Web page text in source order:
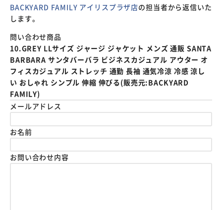
BACKYARD FAMILY アイリスプラザ店の担当者から返信いた
します。
問い合わせ商品
10.GREY LLサイズ ジャージ ジャケット メンズ 通販 SANTA
BARBARA サンタバーバラ ビジネスカジュアル アウター オ
フィスカジュアル ストレッチ 通勤 長袖 通気冷涼 冷感 涼し
い おしゃれ シンプル 伸縮 伸びる(販売元:BACKYARD
FAMILY)
メールアドレス
お名前
お問い合わせ内容